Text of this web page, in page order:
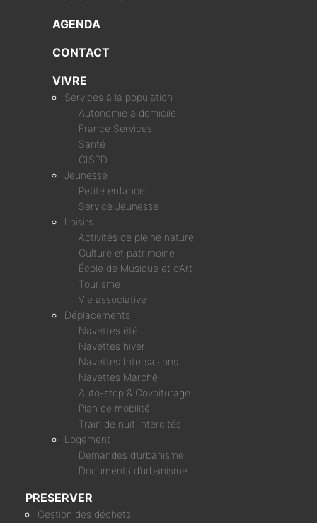
AGENDA
CONTACT
VIVRE
Services à la population
Autonomie à domicile
France Services
Santé
CISPD
Jeunesse
Petite enfance
Service Jeunesse
Loisirs
Activités de pleine nature
Culture et patrimoine
École de Musique et d’Art
Tourisme
Vie associative
Déplacements
Navettes été
Navettes hiver
Navettes Intersaisons
Navettes Marché
Auto-stop & Covoiturage
Plan de mobilité
Train de nuit Intercités
Logement
Demandes d’urbanisme
Documents d’urbanisme
PRESERVER
Gestion des déchets